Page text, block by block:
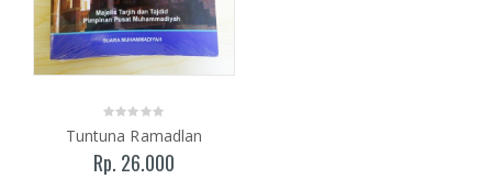
Tuntuna Ramadlan
Rp. 26.000